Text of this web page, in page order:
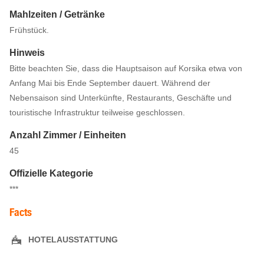
Mahlzeiten / Getränke
Frühstück.
Hinweis
Bitte beachten Sie, dass die Hauptsaison auf Korsika etwa von
Anfang Mai bis Ende September dauert. Während der
Nebensaison sind Unterkünfte, Restaurants, Geschäfte und
touristische Infrastruktur teilweise geschlossen.
Anzahl Zimmer / Einheiten
45
Offizielle Kategorie
***
Facts
HOTELAUSSTATTUNG